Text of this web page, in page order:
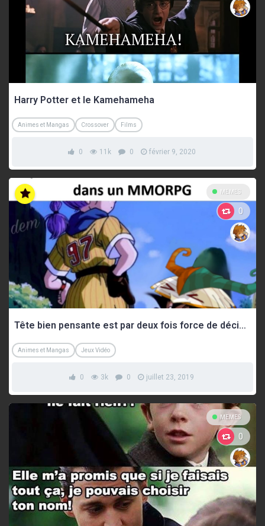
Harry Potter et le Kamehameha
Animes et Mangas Crossover Films
0 11k 0 février 9, 2020
MEMES
0
Tête bien pensante est par deux fois force de décision
Animes et Mangas Jeux Vidéo
0 3k 0 juillet 23, 2019
MEMES
0